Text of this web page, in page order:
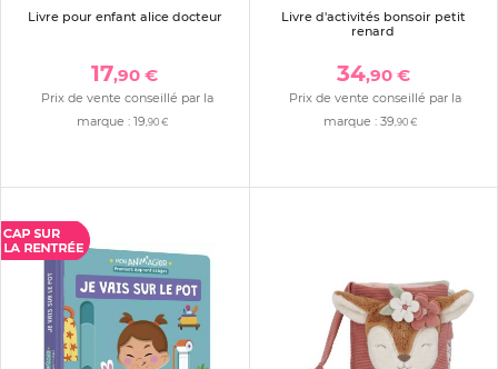
Livre pour enfant alice docteur
17,90 €
Prix de vente conseillé par la
marque : 19 ,90 €
Livre d'activités bonsoir petit
renard
34,90 €
Prix de vente conseillé par la
marque :39 ,90 €